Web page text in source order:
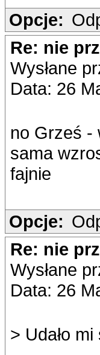
Opcje:
Re: nie
Wysłane
Data: 26
no Grześ -
sama
fajnie
Opcje:
Re: nie
Wysłane
Data: 26
> Udało